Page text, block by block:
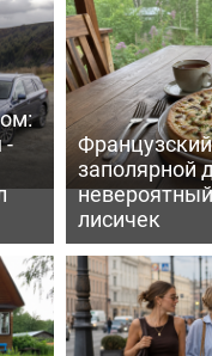
-
заполярной
лисичек